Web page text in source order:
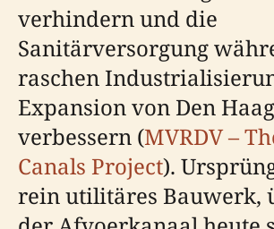
verhindern und die
Sanitärversorgung
raschen
Expansion von Den
verbessern (MVRDV –
Canals Project).
rein utilitäres Bauwerk,